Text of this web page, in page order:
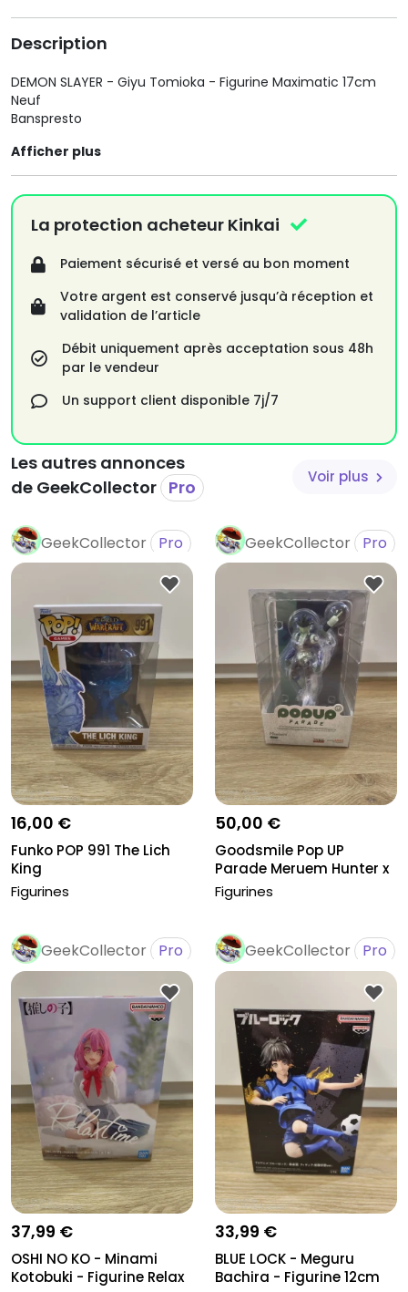
Description
DEMON SLAYER - Giyu Tomioka - Figurine Maximatic 17cm
Neuf
Banspresto
Afficher plus
La protection acheteur Kinkai
Paiement sécurisé et versé au bon moment
Votre argent est conservé jusqu’à réception et
validation de l’article
Débit uniquement après acceptation sous 48h
par le vendeur
Un support client disponible 7j/7
Les autres annonces
de GeekCollector Pro Voir plus
GeekCollector Pro
16,00 €
Funko POP 991 The Lich
King
Figurines
GeekCollector Pro
50,00 €
Goodsmile Pop UP
Parade Meruem Hunter x
Hunter
Figurines
GeekCollector Pro
37,99 €
OSHI NO KO - Minami
Kotobuki - Figurine Relax
GeekCollector Pro
33,99 €
BLUE LOCK - Meguru
Bachira - Figurine 12cm